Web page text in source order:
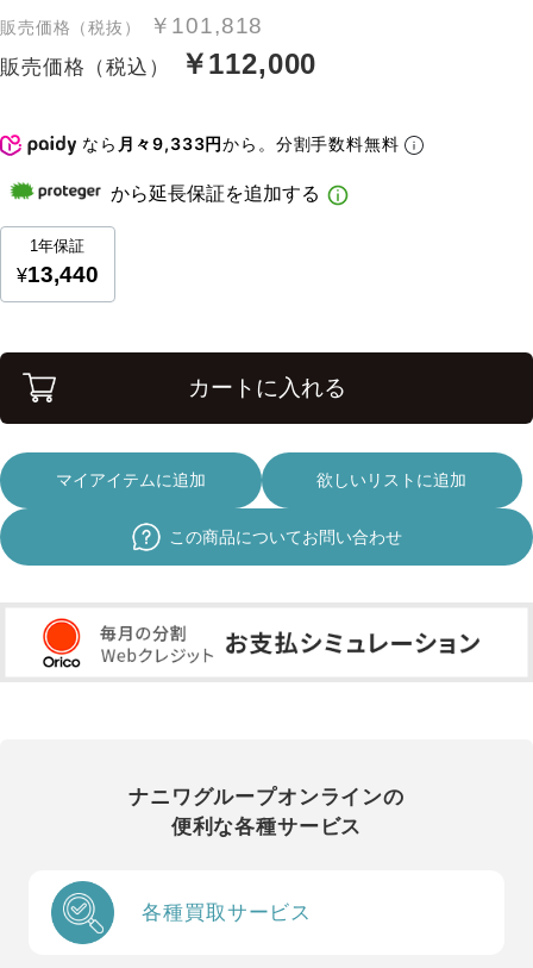
販売価格（税抜） ￥101,818
販売価格（税込） ￥112,000
なら 月々9,333円から。分割手数料無料
カートに入れる
マイアイテムに追加 欲しいリストに追加
この商品についてお問い合わせ
ナニワグループオンラインの
便利な各種サービス
各種買取サービス